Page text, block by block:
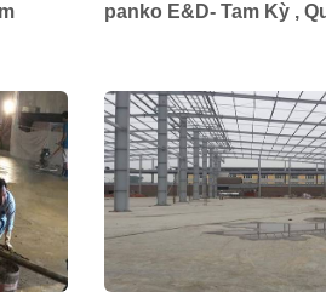
panko E&D- Tam Kỳ ,